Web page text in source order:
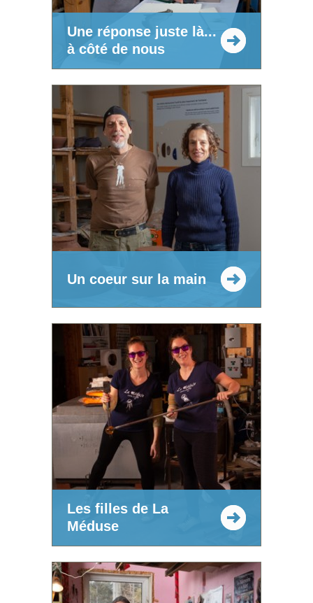
Une réponse juste là...
à côté de nous
Un coeur sur la main
Les filles de La
Méduse